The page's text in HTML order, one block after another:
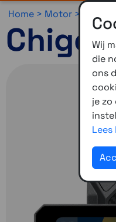
Home > Motor >
Wij
die
ons
je